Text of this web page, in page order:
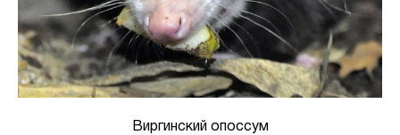
Виргинский опоссум